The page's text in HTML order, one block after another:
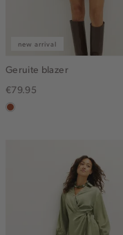
new arrival
Geruite blazer
€79.95
bruin